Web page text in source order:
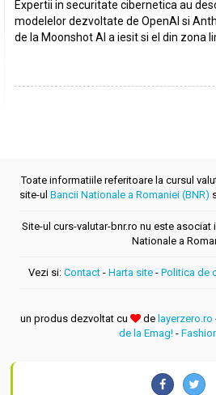
Expertii in securitate cibernetica au
modelelor dezvoltate de OpenAI si
de la Moonshot AI a iesit si el din zona
Toate informatiile referitoare la cursul
site-ul Bancii Nationale a Romaniei (BNR)
Site-ul curs-valutar-bnr.ro nu este asociat
Nationale a
Vezi si: Contact - Harta site - Politica de
un produs dezvoltat cu de layerzero.ro
de la Emag!-